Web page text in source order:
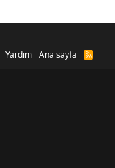
Yardım Ana sayfa
R